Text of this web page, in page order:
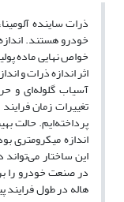
ذرات ساینده
خودرو هستند.
خواص نهایی ماده
اثر اندازه ذرات و
آسیاب گلوله‌ای و
تغییرات زمان
پرداخته‌ایم. حالت
اندازه میکرومتری
این ساختار
در صنعت خودرو را
هاله در طول